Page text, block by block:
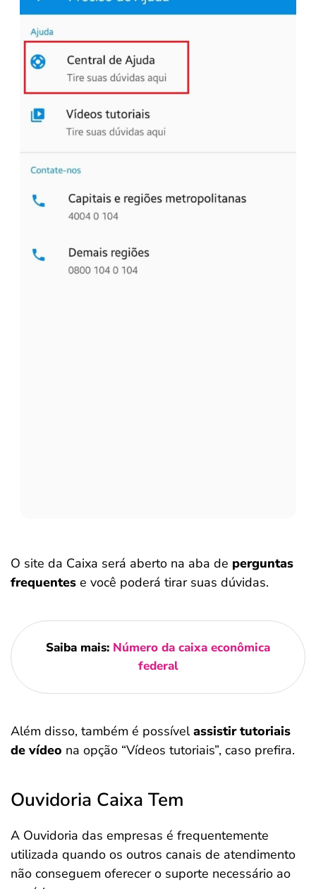
O site da Caixa será aberto na aba de perguntas
frequentes e você poderá tirar suas dúvidas.
Saiba mais: Número da caixa econômica
federal
Além disso, também é possívelassistir tutoriais
de vídeo na opção “Vídeos tutoriais”, caso prefira.
Ouvidoria Caixa Tem
A Ouvidoria das empresas é frequentemente
utilizada quando os outros canais de atendimento
não conseguem oferecer o suporte necessário ao